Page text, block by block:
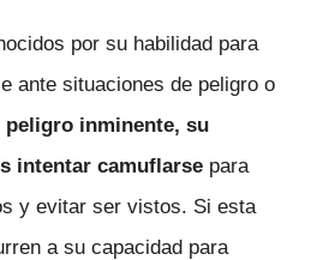
por su habilidad para
ante situaciones de peligro o
peligro inminente, su
intentar camuflarse para
y evitar ser vistos. Si esta
a su capacidad para